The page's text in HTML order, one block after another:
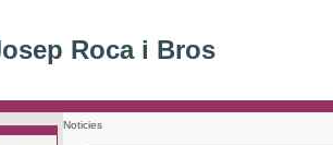
Roca i Bros
Noticies